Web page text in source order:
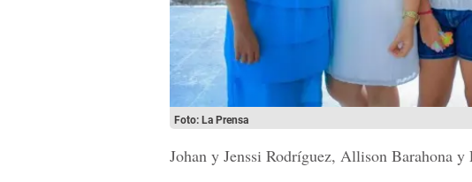
Foto: La Prensa
Johan y Jenssi Rodríguez, Allison Barahona y